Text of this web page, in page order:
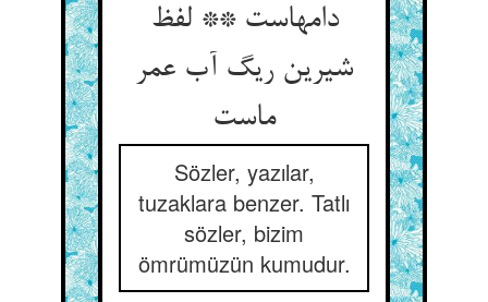
دامهاست ** لفظ
شیرین ریگ آب عمر
Sözler, yazılar,
tuzaklara benzer. Tatlı
sözler, bizim
ömrümüzün kumudur.